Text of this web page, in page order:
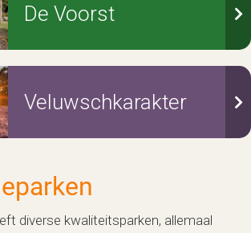
diverse kwaliteitsparken, allemaal
De Voorst
Veluwschkarakter